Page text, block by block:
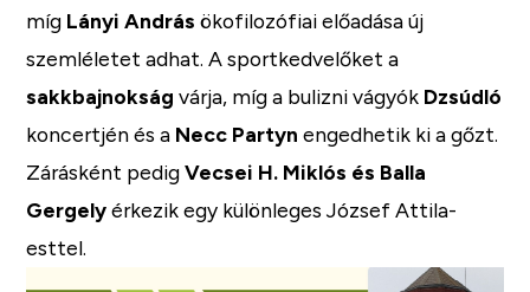
míg Lányi András ökofilozófiai előadása új
szemléletet adhat. A sportkedvelőket a
sakkbajnokság várja, míg a bulizni vágyók Dzsúdló
koncertjén és a Necc Partyn engedhetik ki a gőzt.
Zárásként pedigVecsei H. Miklós és Balla
Gergelyérkezik egy különleges József Attila-
esttel.